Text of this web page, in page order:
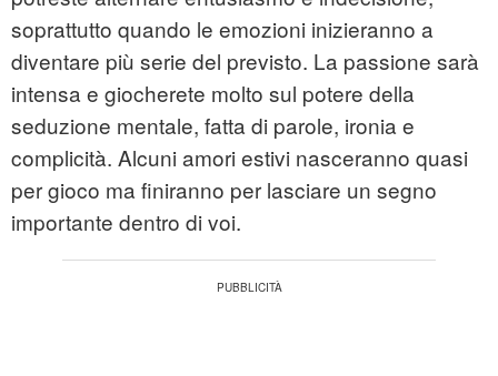
soprattutto quando le emozioni inizieranno a
diventare più serie del previsto. La passione sarà
intensa e giocherete molto sul potere della
seduzione mentale, fatta di parole, ironia e
complicità. Alcuni amori estivi nasceranno quasi
per gioco ma finiranno per lasciare un segno
importante dentro di voi.